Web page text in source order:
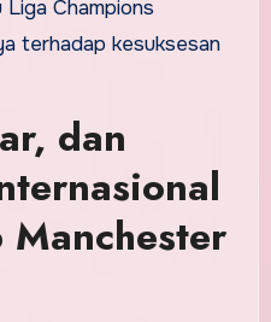
Champions
terhadap kesuksesan
dan